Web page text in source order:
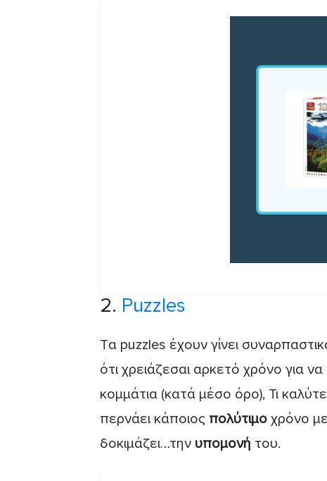
2. Puzzles
Tα puzzles έχουν γίνει
ότι χρειάζεσαι αρκετό χρόνο για
κομμάτια (κατά μέσο όρο), Τι
περνάει κάποιος πολύτιμο χρόνο
δοκιμάζει…την υπομονή του.